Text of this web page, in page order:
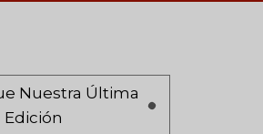
Nuestra Última
Edición